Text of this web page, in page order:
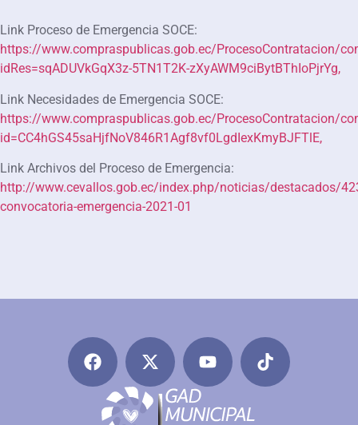
Link Proceso de Emergencia SOCE:
https://www.compraspublicas.gob.ec/ProcesoContratacion/
idRes=sqADUVkGqX3z-5TN1T2K-zXyAWM9ciBytBThIoPjrYg,
Link Necesidades de Emergencia SOCE:
https://www.compraspublicas.gob.ec/ProcesoContratacion/
id=CC4hGS45saHjfNoV846R1Agf8vf0LgdIexKmyBJFTlE,
Link Archivos del Proceso de Emergencia:
http://www.cevallos.gob.ec/index.php/noticias/destacados/
convocatoria-emergencia-2021-01